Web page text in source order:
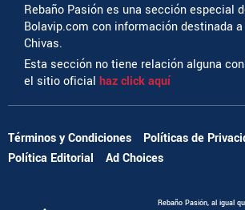
Rebaño Pasión es una sección especial
Bolavip.com con información destinada
Chivas.
Esta sección no tiene relación alguna
el sitio oficial haz click aquí
Términos y Condiciones
Políticas de
Política Editorial
Ad Choices
Rebaño Pasión, al igual